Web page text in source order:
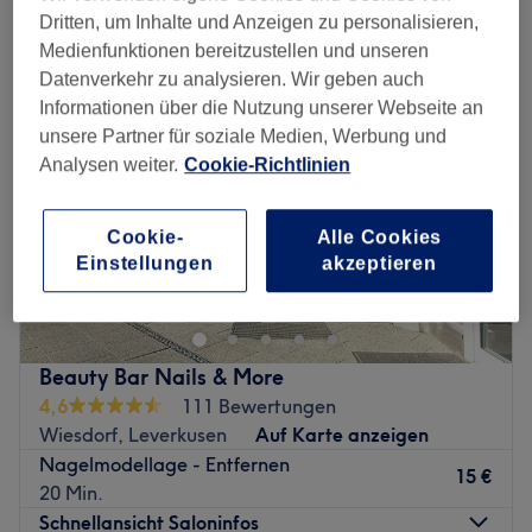
entfernung des nageldesigns in der Nähe von Wiesdorf, Leverkusen
Beauty Bar Nails & More
4,6
111 Bewertungen
Wiesdorf, Leverkusen
Auf Karte anzeigen
Nagelmodellage - Entfernen
20 Min.
15 €
Schnellansicht Saloninfos
Dritten, um Inhalte und Anzeigen zu personalisieren,
Medienfunktionen bereitzustellen und unseren
Datenverkehr zu analysieren. Wir geben auch
Informationen über die Nutzung unserer Webseite an
unsere Partner für soziale Medien, Werbung und
Analysen weiter. Cookie-Richtlinien
Cookie-
Einstellungen
Alle Cookies
akzeptieren